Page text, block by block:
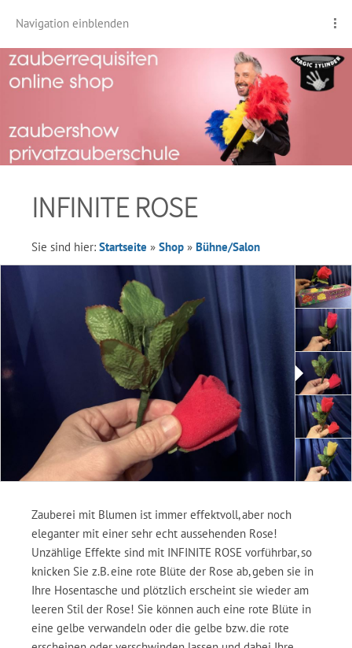
Navigation einblenden
INFINITE ROSE
Sie sind hier: Startseite » Shop » Bühne/Salon
Zauberei mit Blumen ist immer effektvoll, aber noch
eleganter mit einer sehr echt aussehenden Rose!
Unzählige Effekte sind mit INFINITE ROSE vorführbar, so
knicken Sie z.B. eine rote Blüte der Rose ab, geben sie in
Ihre Hosentasche und plötzlich erscheint sie wieder am
leeren Stil der Rose! Sie können auch eine rote Blüte in
eine gelbe verwandeln oder die gelbe bzw. die rote